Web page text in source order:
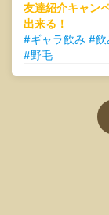
友達紹介キャン
出来る！
#ギャラ飲み #飲
#野毛